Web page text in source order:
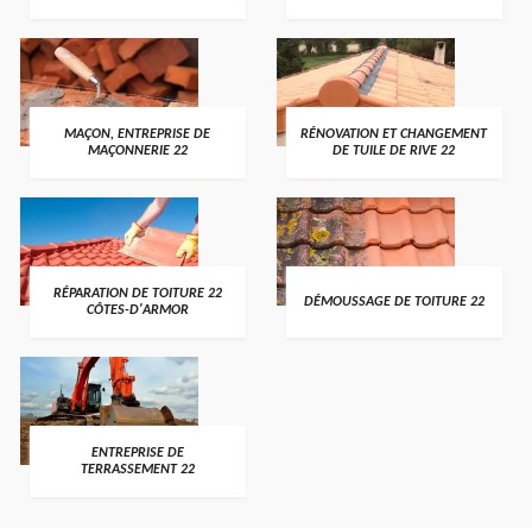
MAÇON, ENTREPRISE DE
MAÇONNERIE 22
RÉNOVATION ET CHANGEMENT
DE TUILE DE RIVE 22
RÉPARATION DE TOITURE 22
CÔTES-D'ARMOR
DÉMOUSSAGE DE TOITURE 22
ENTREPRISE DE
TERRASSEMENT 22